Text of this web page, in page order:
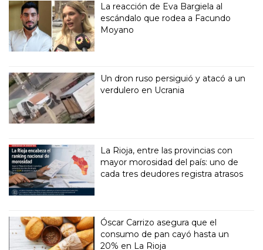
La reacción de Eva Bargiela al
escándalo que rodea a Facundo
Moyano
Un dron ruso persiguió y atacó a un
verdulero en Ucrania
La Rioja, entre las provincias con
mayor morosidad del país: uno de
cada tres deudores registra atrasos
Óscar Carrizo asegura que el
consumo de pan cayó hasta un
20% en La Rioja